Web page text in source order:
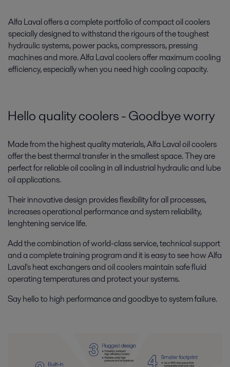
Alfa Laval offers a complete portfolio of compact oil coolers
specially designed to withstand the rigours of the toughest
hydraulic systems, power packs, compressors, pressing
machines and more. Alfa Laval coolers offer maximum cooling
efficiency, especially when you need high cooling capacity.
Hello quality coolers - Goodbye worry
Made from the highest quality materials, Alfa Laval oil coolers
offer the best thermal transfer in the smallest space. They are
perfect for reliable oil cooling in all industrial hydraulic and lube
oil applications.
Their innovative design provides flexibility for all processes,
increases operational performance and system reliability,
lenghtening service life.
Add the combination of world-class service, technical support
and a complete training program and it is easy to see how Alfa
Laval's heat exchangers and oil coolers maintain safe fluid
operating temperatures and protect your systems.
Say hello to high performance and goodbye to system failure.